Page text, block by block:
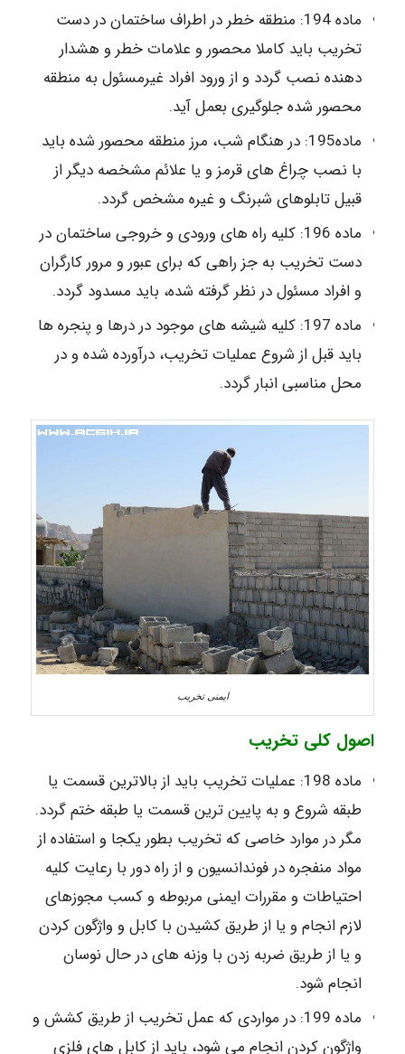
ماده 194: منطقه خطر در اطراف ساختمان در دست
تخریب باید کاملا محصور و علامات خطر و هشدار
دهنده نصب گردد و از ورود افراد غیرمسئول به منطقه
محصور شده جلوگیری بعمل آید.
ماده195: در هنگام شب، مرز منطقه محصور شده باید
با نصب چراغ های قرمز و یا علائم مشخصه دیگر از
قبیل تابلوهای شبرنگ و غیره مشخص گردد.
ماده 196: کلیه راه های ورودی و خروجی ساختمان در
دست تخریب به جز راهی که برای عبور و مرور کارگران
و افراد مسئول در نظر گرفته شده، باید مسدود گردد.
ماده 197: کلیه شیشه های موجود در درها و پنجره ها
باید قبل از شروع عملیات تخریب، درآورده شده و در
محل مناسبی انبار گردد.
ایمنی تخریب
اصول کلی تخریب
ماده 198: عملیات تخریب باید از بالاترین قسمت یا
طبقه شروع و به پایین ترین قسمت یا طبقه ختم گردد.
مگر در موارد خاصی که تخریب بطور یکجا و استفاده از
مواد منفجره در فوندانسیون و از راه دور با رعایت کلیه
احتیاطات و مقررات ایمنی مربوطه و کسب مجوزهای
لازم انجام و یا از طریق کشیدن با کابل و واژگون کردن
و یا از طریق ضربه زدن با وزنه های در حال نوسان
انجام شود.
ماده 199: در مواردی که عمل تخریب از طریق کشش و
واژگون کردن انجام می شود، باید از کابل های فلزی